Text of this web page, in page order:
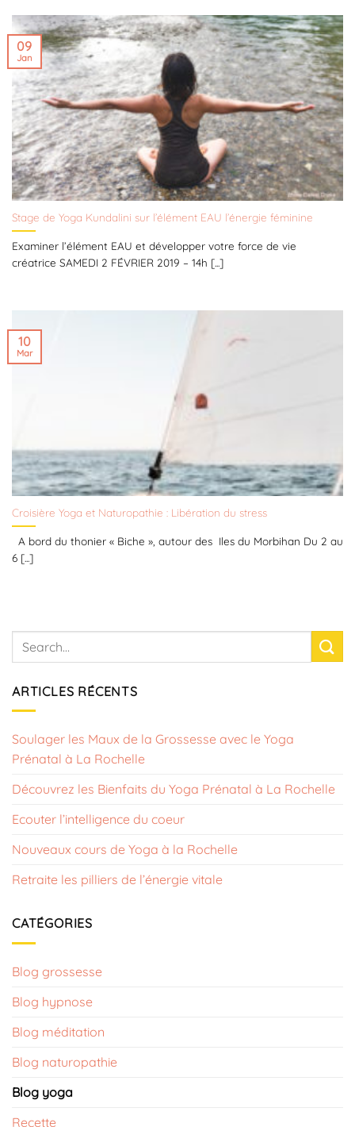
Stage de Yoga Kundalini sur l’élément EAU l’énergie féminine
Examiner l’élément EAU et développer votre force de vie
créatrice SAMEDI 2 FÉVRIER 2019 – 14h [...]
09
Jan
Croisière Yoga et Naturopathie : Libération du stress
A bord du thonier « Biche », autour des Iles du Morbihan Du 2 au
6 [...]
10
Mar
ARTICLES RÉCENTS
Soulager les Maux de la Grossesse avec le Yoga
Prénatal à La Rochelle
Découvrez les Bienfaits du Yoga Prénatal à La Rochelle
Ecouter l’intelligence du coeur
Nouveaux cours de Yoga à la Rochelle
Retraite les pilliers de l’énergie vitale
CATÉGORIES
Blog grossesse
Blog hypnose​
Blog méditation
Blog naturopathie
Blog yoga
Recette